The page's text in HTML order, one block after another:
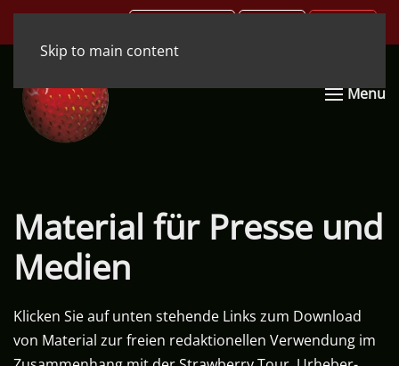
Skip to main content
Menu
Material für Presse und
Medien
Klicken Sie auf unten stehende Links zum Download
von Material zur freien redaktionellen Verwendung im